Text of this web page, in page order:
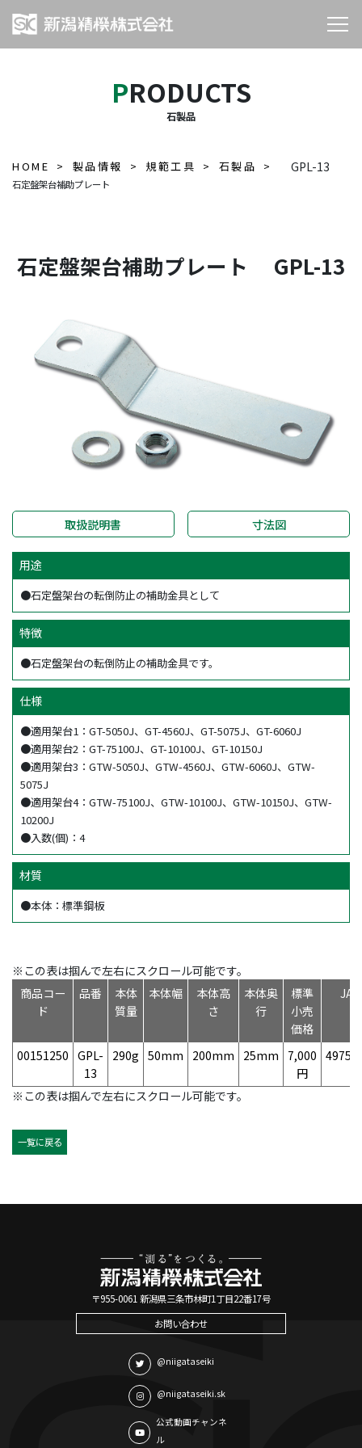
PRODUCTS
石製品
HOME 製品情報 規範工具 石製品
石定盤架台補助プレート
GPL-13
石定盤架台補助プレート GPL-13
取扱説明書 寸法図
用途
●石定盤架台の転倒防止の補助金具として
特徴
●石定盤架台の転倒防止の補助金具です。
仕様
●適用架台1：GT-5050J、GT-4560J、GT-5075J、GT-6060J
●適用架台2：GT-75100J、GT-10100J、GT-10150J
●適用架台3：GTW-5050J、GTW-4560J、GTW-6060J、GTW-
5075J
●適用架台4：GTW-75100J、GTW-10100J、GTW-10150J、GTW-
10200J
●入数(個)：4
材質
●本体：標準鋼板
※この表は掴んで左右にスクロール可能です。
商品コー
ド
品番
本体
質量
本体幅
本体高
さ
本体奥
行
標準
小売
価格
00151250 GPL-
13
290g 50mm 200mm 25mm
7,000
円
※この表は掴んで左右にスクロール可能です。
一覧に戻る
〒955-0061 新潟県三条市林町1丁目22番17号
お問い合わせ
@niigataseiki
@niigataseiki.sk
公式動画チャンネ
ル